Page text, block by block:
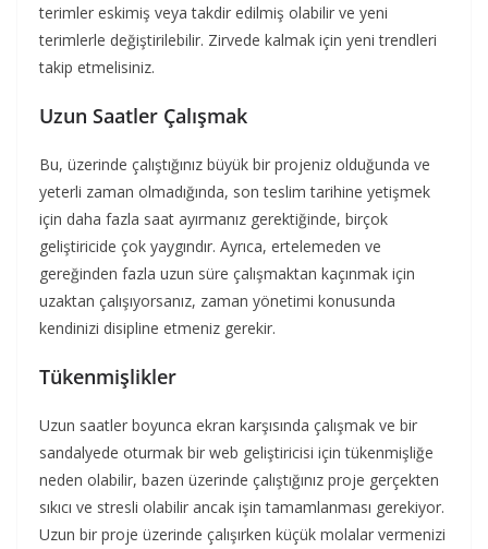
terimler eskimiş veya takdir edilmiş olabilir ve yeni
terimlerle değiştirilebilir. Zirvede kalmak için yeni trendleri
takip etmelisiniz.
Uzun Saatler Çalışmak
Bu, üzerinde çalıştığınız büyük bir projeniz olduğunda ve
yeterli zaman olmadığında, son teslim tarihine yetişmek
için daha fazla saat ayırmanız gerektiğinde, birçok
geliştiricide çok yaygındır. Ayrıca, ertelemeden ve
gereğinden fazla uzun süre çalışmaktan kaçınmak için
uzaktan çalışıyorsanız, zaman yönetimi konusunda
kendinizi disipline etmeniz gerekir.
Tükenmişlikler
Uzun saatler boyunca ekran karşısında çalışmak ve bir
sandalyede oturmak bir web geliştiricisi için tükenmişliğe
neden olabilir, bazen üzerinde çalıştığınız proje gerçekten
sıkıcı ve stresli olabilir ancak işin tamamlanması gerekiyor.
Uzun bir proje üzerinde çalışırken küçük molalar vermenizi